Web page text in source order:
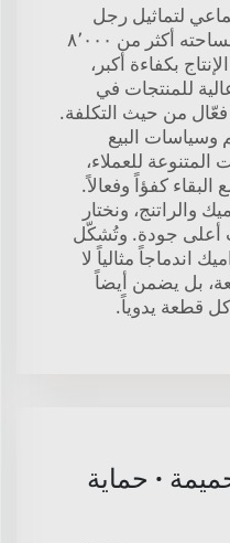
لتماثيل رجل
الزنجبيل، أنشأنا مصنعًا تبلغ مساحته أكثر من ٨٬٠٠٠
بكفاءة أكبر،
للمنتجات في
من حيث التكلفة.
وسياسات البيع
المتنوعة للعملاء،
كفؤاً وفعالاً.
والراتنج، ونختار
أعلى جودة. وتُشكّل
اندماجاً مثالياً لا
بل يضمن أيضاً
قطعة يدوياً.
· حماية